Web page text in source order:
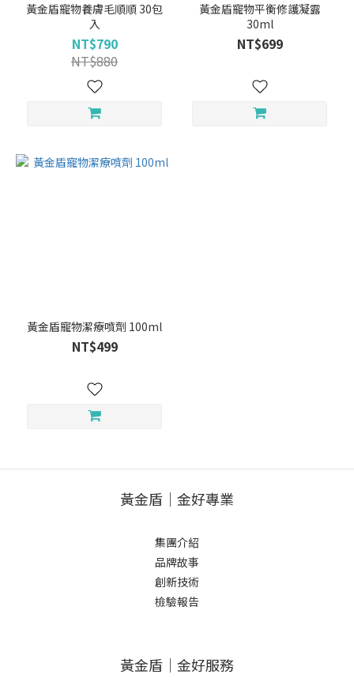
黃金盾寵物養膚毛順順 30包
入
NT$790
NT$880
黃金盾寵物平衡修護凝露
30ml
NT$699
黃金盾寵物潔療噴劑 100ml
NT$499
黃金盾｜金好專業
集團介紹
品牌故事
創新技術
檢驗報告
黃金盾｜金好服務